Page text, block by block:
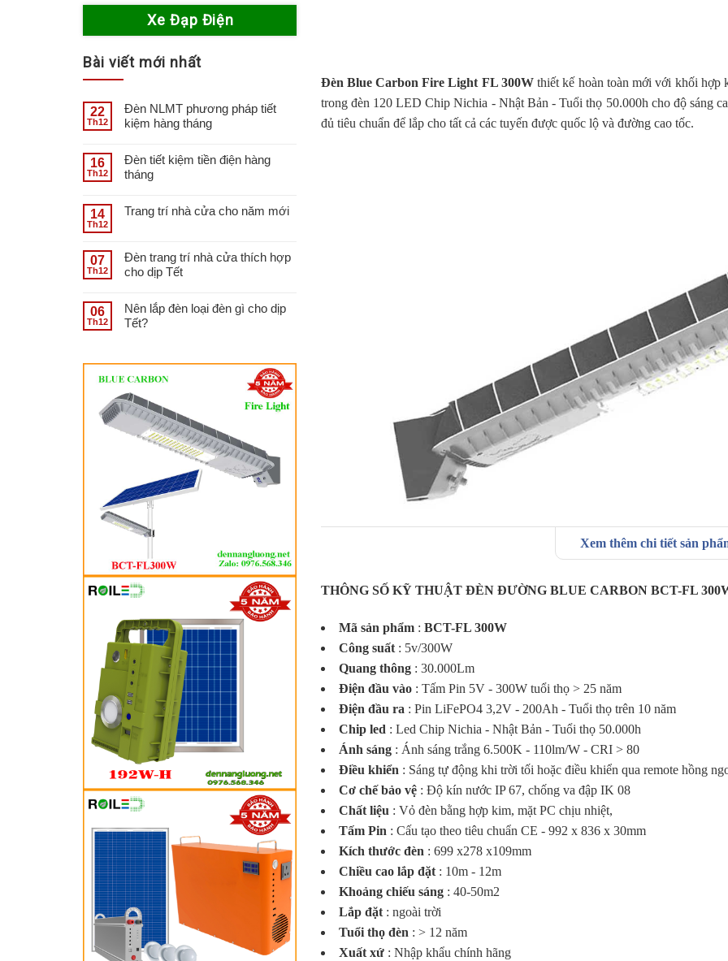
Xe Đạp Điện
Bài viết mới nhất
22
Th12
Đèn NLMT phương pháp tiết
kiệm hàng tháng
16
Th12
Đèn tiết kiệm tiền điện hàng
tháng
14
Th12
Trang trí nhà cửa cho năm mới
07
Th12
Đèn trang trí nhà cửa thích hợp
cho dịp Tết
06
Th12
Nên lắp đèn loại đèn gì cho dịp
Tết?
Đèn Blue Carbon Fire Light FL 300Wthiết kế hoàn toàn mới với khối hợp
trong đèn 120 LED Chip Nichia - Nhật Bản - Tuổi thọ 50.000h cho độ sáng
đủ tiêu chuẩn để lắp cho tất cả các tuyến được quốc lộ và đường cao tốc.
25 năm đồng thời có khối pin lithium cao cấp công suất Pin LiFePO4 3,2V -
Xem thêm chi tiết sản
THÔNG SỐ KỸ THUẬT ĐÈN ĐƯỜNG BLUE CARBON BCT-FL
Mã sản phẩm: BCT-FL 300W
Công suất: 5v/300W
Quang thông: 30.000Lm
Điện đầu vào: Tấm Pin 5V - 300W tuổi thọ > 25 năm
Điện đầu ra : Pin LiFePO4 3,2V - 200Ah - Tuổi thọ trên 10 năm
Chip led : Led Chip Nichia - Nhật Bản - Tuổi thọ 50.000h
Ánh sáng : Ánh sáng trắng 6.500K - 110lm/W - CRI > 80
Điều khiển : Sáng tự động khi trời tối hoặc điều khiển qua remote hồng
Cơ chế bảo vệ: Độ kín nước IP 67, chống va đập IK 08
Chất liệu : Vỏ đèn bằng hợp kim, mặt PC chịu nhiệt,
Tấm Pin : Cấu tạo theo tiêu chuẩn CE - 992 x 836 x 30mm
Kích thước đèn : 699 x278 x109mm
Chiều cao lắp đặt : 10m - 12m
Khoảng chiếu sáng: 40-50m2
Lắp đặt : ngoài trời
Tuổi thọ đèn : > 12 năm
Xuất xứ: Nhập khẩu chính hãng